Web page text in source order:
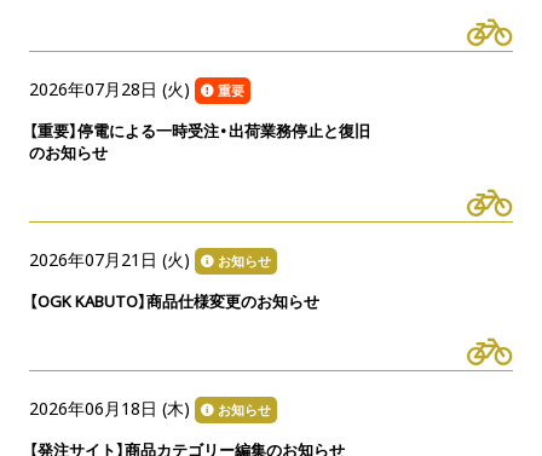
2026年07月28日 (火) 重要
【重要】停電による一時受注・出荷業務停止と復旧
のお知らせ
2026年07月21日 (火) お知らせ
【OGK KABUTO】商品仕様変更のお知らせ
2026年06月18日 (木) お知らせ
【発注サイト】商品カテゴリー編集のお知らせ